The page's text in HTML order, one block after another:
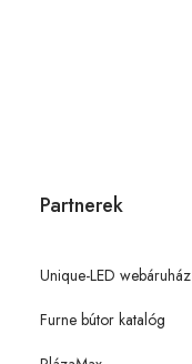
Partnerek
Unique-LED webáruház
Furne bútor katalóg